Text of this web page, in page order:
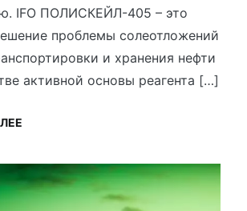
IFO ПОЛИСКЕЙЛ-405 – это
проблемы солеотложений
и хранения нефти
активной основы реагента […]